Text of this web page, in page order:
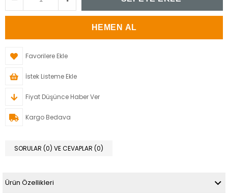
Favorilere Ekle
İstek Listeme Ekle
Fiyat Düşünce Haber Ver
Kargo Bedava
SORULAR (0) VE CEVAPLAR (0)
Ürün Özellikleri